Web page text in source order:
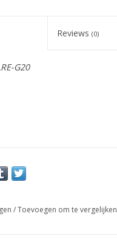
Reviews (0)
G20
/Toevoegen om te vergelijken